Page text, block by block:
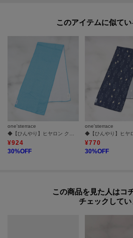
が異なる場合もございます。このアイテムに似て
one'sterrace
¥924
30%OFF
one'sterrace
¥770
30%OFF
この商品を見た人はコ
チェックしてい